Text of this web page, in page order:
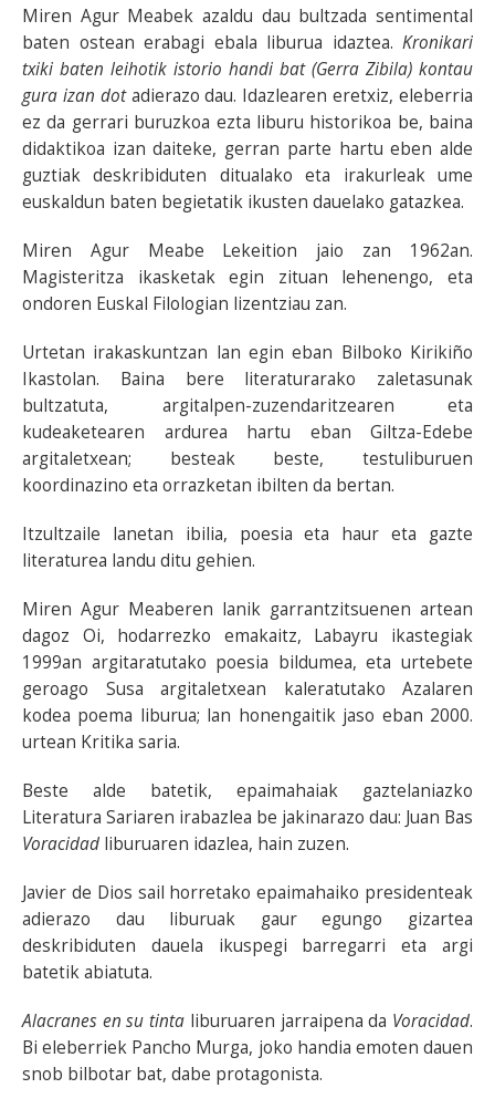
Miren Agur Meabek azaldu dau bultzada sentimental
baten ostean erabagi ebala liburua idaztea. Kronikari
txiki baten leihotik istorio handi bat (Gerra Zibila) kontau
gura izan dotadierazo dau. Idazlearen eretxiz, eleberria
ez da gerrari buruzkoa ezta liburu historikoa be, baina
didaktikoa izan daiteke, gerran parte hartu eben alde
guztiak deskribiduten ditualako eta irakurleak ume
euskaldun baten begietatik ikusten dauelako gatazkea.
Miren Agur Meabe Lekeition jaio zan 1962an.
Magisteritza ikasketak egin zituan lehenengo, eta
ondoren Euskal Filologian lizentziau zan.
Urtetan irakaskuntzan lan egin eban Bilboko Kirikiño
Ikastolan. Baina bere literaturarako zaletasunak
bultzatuta, argitalpen-zuzendaritzearen eta
kudeaketearen ardurea hartu eban Giltza-Edebe
argitaletxean; besteak beste, testuliburuen
koordinazino eta orrazketan ibilten da bertan.
Itzultzaile lanetan ibilia, poesia eta haur eta gazte
literaturea landu ditu gehien.
Miren Agur Meaberen lanik garrantzitsuenen artean
dagoz Oi, hodarrezko emakaitz, Labayru ikastegiak
1999an argitaratutako poesia bildumea, eta urtebete
geroago Susa argitaletxean kaleratutako Azalaren
kodea poema liburua; lan honengaitik jaso eban 2000.
urtean Kritika saria.
Beste alde batetik,
epaimahaiak gaztelaniazko
Literatura Sariaren irabazlea be jakinarazo dau: Juan Bas
Voracidad liburuaren idazlea, hain zuzen.
Javier de Dios sail horretako epaimahaiko presidenteak
adierazo dau liburuak gaur egungo gizartea
deskribiduten dauela ikuspegi barregarri eta argi
batetik abiatuta.
Alacranes en su tinta liburuaren jarraipena da Voracidad.
Bi eleberriek Pancho Murga, joko handia emoten dauen
snob bilbotar bat, dabe protagonista.